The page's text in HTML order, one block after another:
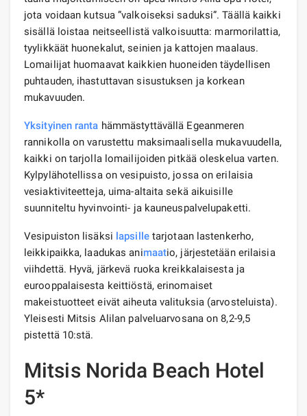
jota voidaan kutsua ”valkoiseksi saduksi”. Täällä kaikki
sisällä loistaa neitseellistä valkoisuutta: marmorilattia,
tyylikkäät huonekalut, seinien ja kattojen maalaus.
Lomailijat huomaavat kaikkien huoneiden täydellisen
puhtauden, ihastuttavan sisustuksen ja korkean
mukavuuden.
Yksityinen ranta hämmästyttävällä Egeanmeren
rannikolla on varustettu maksimaalisella mukavuudella,
kaikki on tarjolla lomailijoiden pitkää oleskelua varten.
Kylpylähotellissa on vesipuisto, jossa on erilaisia ​​
vesiaktiviteetteja, uima-altaita sekä aikuisille
suunniteltu hyvinvointi- ja kauneuspalvelupaketti.
Vesipuiston lisäksi lapsilletarjotaan lastenkerho,
leikkipaikka, laadukas animaatio, järjestetään erilaisia ​​
viihdettä. Hyvä, järkevä ruoka kreikkalaisesta ja
eurooppalaisesta keittiöstä, erinomaiset
makeistuotteet eivät aiheuta valituksia (arvosteluista).
Yleisesti Mitsis Alilan palveluarvosana on 8,2-9,5
pistettä 10:stä.
Mitsis Norida Beach Hotel
5*